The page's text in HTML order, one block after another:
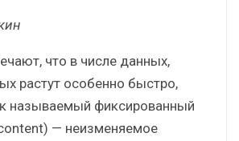
что в числе данных,
растут особенно быстро,
называемый фиксированный
— неизменяемое